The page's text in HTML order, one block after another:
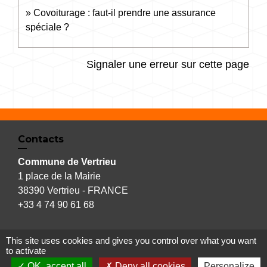
Covoiturage : faut-il prendre une assurance
spéciale ?
Signaler une erreur sur cette page
Contacts
Commune de Vertrieu
1 place de la Mairie
38390 Vertrieu - FRANCE
+33 4 74 90 61 68
Liens
This site uses cookies and gives you control over what you want
to activate